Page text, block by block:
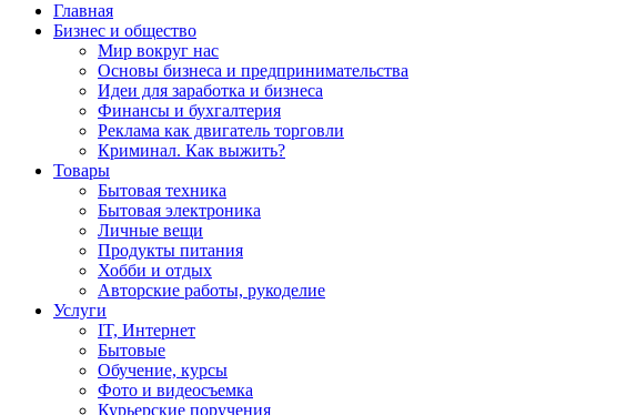
Главная
Бизнес и общество
Мир вокруг нас
Основы бизнеса и предпринимательства
Идеи для заработка и бизнеса
Финансы и бухгалтерия
Реклама как двигатель торговли
Криминал. Как выжить?
Товары
Бытовая техника
Бытовая электроника
Личные вещи
Продукты питания
Хобби и отдых
Авторские работы, рукоделие
Услуги
IT, Интернет
Бытовые
Обучение, курсы
Фото и видеосъемка
Курьерские поручения